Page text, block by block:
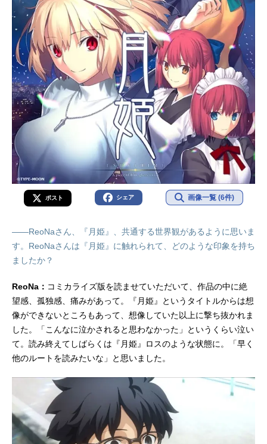
ポスト シェア 画像一覧 (6件)
――ReoNaさん、『月姫』、共通する世界観があるように思いま
す。ReoNaさんは『月姫』に触れられて、どのような印象を持ち
ましたか？
ReoNa： コミカライズ版を読ませていただいて、作品の中に絶
望感、孤独感、痛みがあって。『月姫』というタイトルからは想
像ができないところもあって、想像していた以上に撃ち抜かれま
した。「こんなに泣かされると思わなかった」というくらい泣い
て。読み終えてしばらくは『月姫』ロスのような状態に。「早く
他のルートを読みたいな」と思いました。